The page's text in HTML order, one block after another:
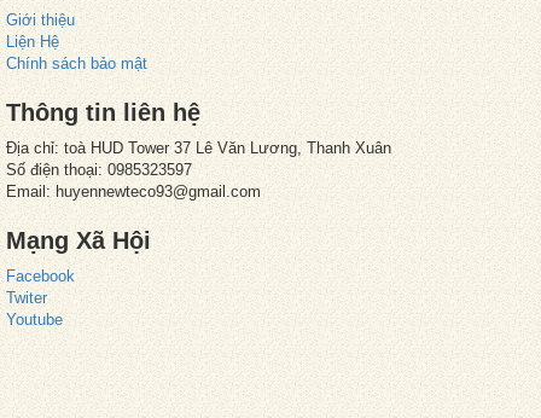
Giới thiệu
Liện Hệ
Chính sách bảo mật
Thông tin liên hệ
Địa chỉ: toà HUD Tower 37 Lê Văn Lương, Thanh Xuân
Số điện thoại: 0985323597
Email: huyennewteco93@gmail.com
Mạng Xã Hội
Facebook
Twiter
Youtube